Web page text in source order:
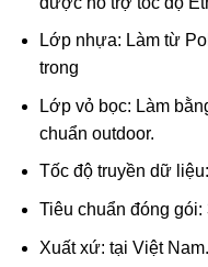
Lớp nhựa: Làm từ
trong
Lớp vỏ bọc: Làm
chuẩn outdoor.
Tốc độ truyền dữ
Tiêu chuẩn đóng gói:
Xuất xứ: tại Việt Nam.